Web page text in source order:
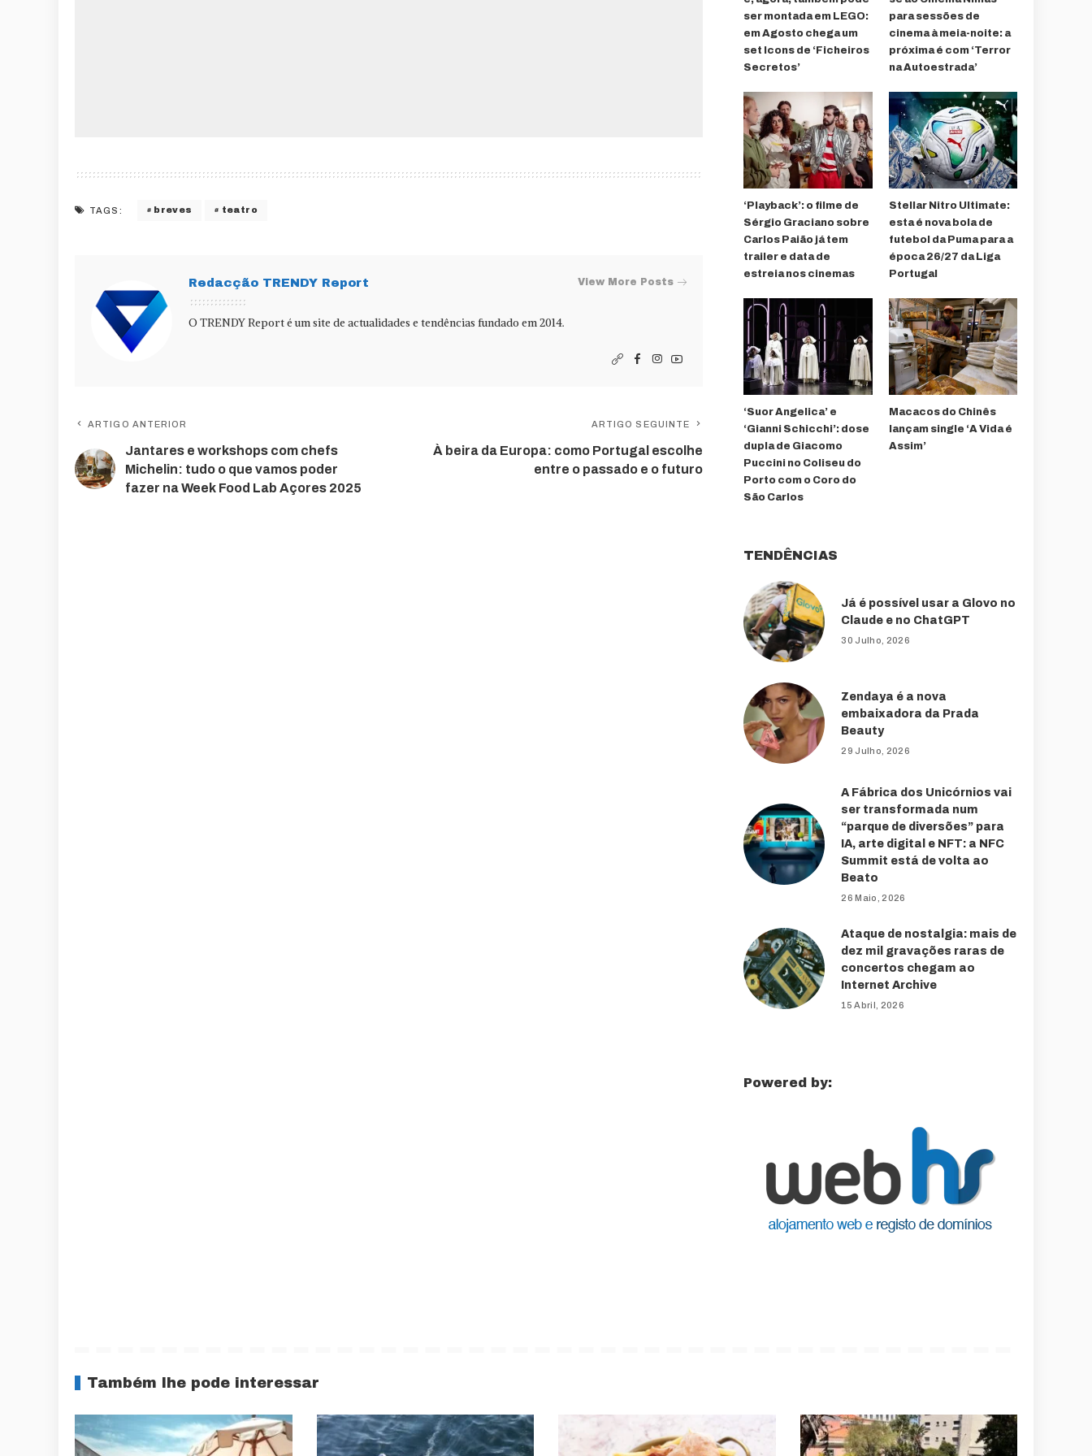
TAGS: breves teatro
Redacção TRENDY Report View More Posts
O TRENDY Report é um site de actualidades e tendências fundado em 2014.
ARTIGO ANTERIOR
Jantares e workshops com chefs
Michelin: tudo o que vamos poder
fazer na Week Food Lab Açores 2025
ARTIGO SEGUINTE
À beira da Europa: como Portugal escolhe
entre o passado e o futuro
ser montada em LEGO:
em Agosto chega um
set Icons de ‘Ficheiros
Secretos’
para sessões de
cinema à meia-noite: a
próxima é com ‘Terror
na Autoestrada’
‘Playback’: o filme de
Sérgio Graciano sobre
Carlos Paião já tem
trailer e data de
estreia nos cinemas
Stellar Nitro Ultimate:
esta é nova bola de
futebol da Puma para a
época 26/27 da Liga
Portugal
‘Suor Angelica’ e
‘Gianni Schicchi’: dose
dupla de Giacomo
Puccini no Coliseu do
Porto com o Coro do
São Carlos
Macacos do Chinês
lançam single ‘A Vida é
Assim’
TENDÊNCIAS
Já é possível usar a Glovo no
Claude e no ChatGPT
30 Julho, 2026
Zendaya é a nova
embaixadora da Prada
Beauty
29 Julho, 2026
A Fábrica dos Unicórnios vai
ser transformada num
“parque de diversões” para
IA, arte digital e NFT: a NFC
Summit está de volta ao
Beato
26 Maio, 2026
Ataque de nostalgia: mais de
dez mil gravações raras de
concertos chegam ao
Internet Archive
15 Abril, 2026
Powered by:
Também lhe pode interessar